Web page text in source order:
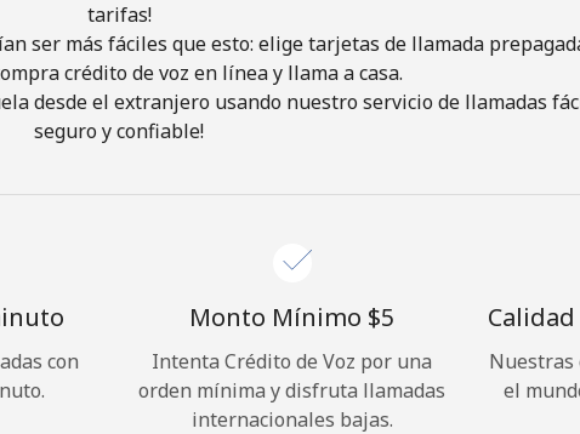
¡Hola!
sesión oREGÍSTRATE →
¿Olvidaste tu contraseña? →
tarifas!
ser más fáciles que esto: elige tarjetas de llamada
crédito de voz en línea y llama a casa.
desde el extranjero usando nuestro servicio de llamadas
seguro y confiable!
con
Monto Mínimo ⁦$5⁩
Intenta Crédito de Voz por una
orden mínima y disfruta llamadas
internacionales bajas.
Nuestras
el